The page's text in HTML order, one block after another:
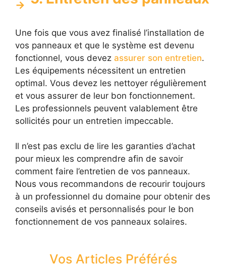
Une fois que vous avez finalisé l’installation de
vos panneaux et que le système est devenu
fonctionnel, vous devez assurer son entretien.
Les équipements nécessitent un entretien
optimal. Vous devez les nettoyer régulièrement
et vous assurer de leur bon fonctionnement.
Les professionnels peuvent valablement être
sollicités pour un entretien impeccable.
Il n’est pas exclu de lire les garanties d’achat
pour mieux les comprendre afin de savoir
comment faire l’entretien de vos panneaux.
Nous vous recommandons de recourir toujours
à un professionnel du domaine pour obtenir des
conseils avisés et personnalisés pour le bon
fonctionnement de vos panneaux solaires.
Vos Articles Préférés